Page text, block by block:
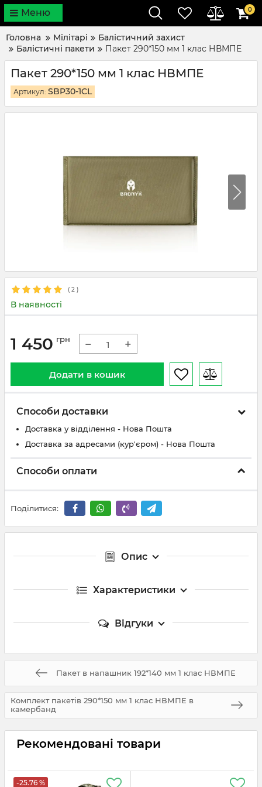
Меню 0
Головна Мілітарі
Балістичний захист
Балістичні пакети
Пакет 290*150 мм 1 клас НВМПЕ
Пакет 290*150 мм 1 клас НВМПЕ
Артикул: SBP30-1CL
( 2 )
В наявності
1 450 грн − +
Додати в кошик
Способи доставки
Доставка у відділення - Нова Пошта
Доставка за адресами (кур'єром) - Нова Пошта
Способи оплати
Поділитися:
Опис
Характеристики
Відгуки
Пакет в напашник 192*140 мм 1 клас НВМПЕ
Комплект пакетів 290*150 мм 1 клас НВМПЕ в
камербанд
Рекомендовані товари
-25.76 %